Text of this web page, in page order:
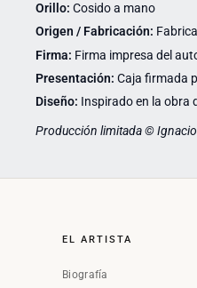
Orillo: Cosido a mano
Origen / Fabricación:
Firma: Firma impresa del
Presentación: Caja firmada
Diseño: Inspirado en la obra
Producción limitada ©
EL ARTISTA
Biografía